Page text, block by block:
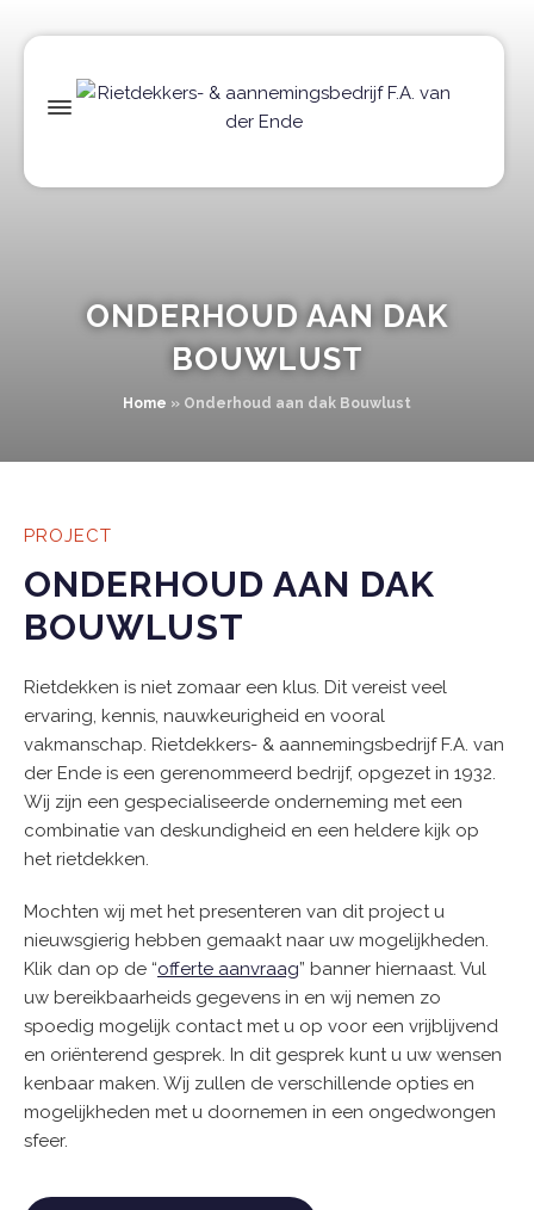
ONDERHOUD AAN DAK
BOUWLUST
Home » Onderhoud aan dak Bouwlust
PROJECT
ONDERHOUD AAN DAK
BOUWLUST
Rietdekken is niet zomaar een klus. Dit vereist veel
ervaring, kennis, nauwkeurigheid en vooral
vakmanschap. Rietdekkers- & aannemingsbedrijf F.A. van
der Ende is een gerenommeerd bedrijf, opgezet in 1932.
Wij zijn een gespecialiseerde onderneming met een
combinatie van deskundigheid en een heldere kijk op
het rietdekken.
Mochten wij met het presenteren van dit project u
nieuwsgierig hebben gemaakt naar uw mogelijkheden.
Klik dan op de “offerte aanvraag” banner hiernaast. Vul
uw bereikbaarheids gegevens in en wij nemen zo
spoedig mogelijk contact met u op voor een vrijblijvend
en oriënterend gesprek. In dit gesprek kunt u uw wensen
kenbaar maken. Wij zullen de verschillende opties en
mogelijkheden met u doornemen in een ongedwongen
sfeer.